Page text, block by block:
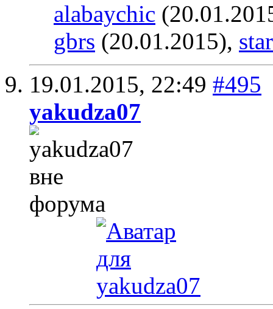
alabaychic
gbrs (20.01.2015),
19.01.2015, 22:49 #495
yakudza07